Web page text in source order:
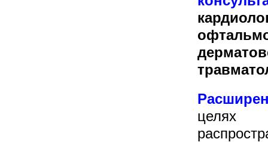
целях